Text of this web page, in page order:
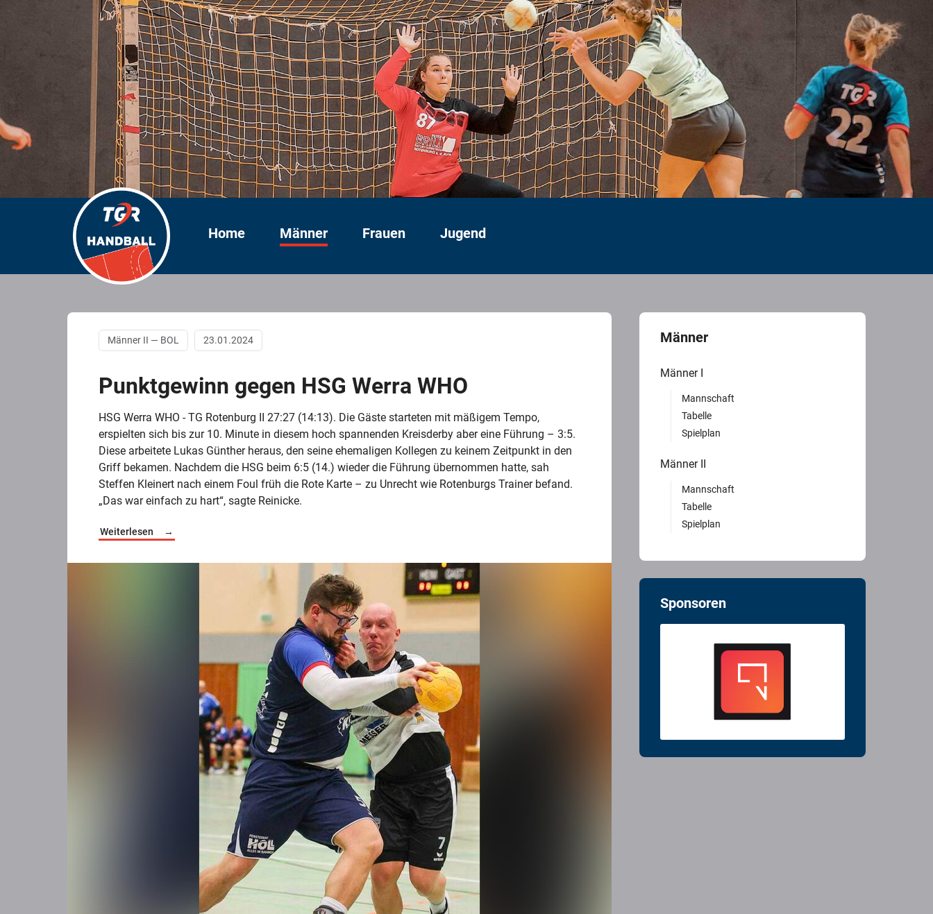
Home Männer Frauen Jugend
Punktgewinn gegen HSG Werra WHO
Männer II — BOL 23.01.2024
HSG Werra WHO - TG Rotenburg II 27:27 (14:13). Die Gäste starteten mit mäßigem Tempo,
erspielten sich bis zur 10. Minute in diesem hoch spannenden Kreisderby aber eine Führung – 3:5.
Diese arbeitete Lukas Günther heraus, den seine ehemaligen Kollegen zu keinem Zeitpunkt in den
Griff bekamen. Nachdem die HSG beim 6:5 (14.) wieder die Führung übernommen hatte, sah
Steffen Kleinert nach einem Foul früh die Rote Karte – zu Unrecht wie Rotenburgs Trainer befand.
„Das war einfach zu hart“, sagte Reinicke.
Weiterlesen
Männer
Männer I
Mannschaft
Tabelle
Spielplan
Männer II
Mannschaft
Tabelle
Spielplan
Sponsoren